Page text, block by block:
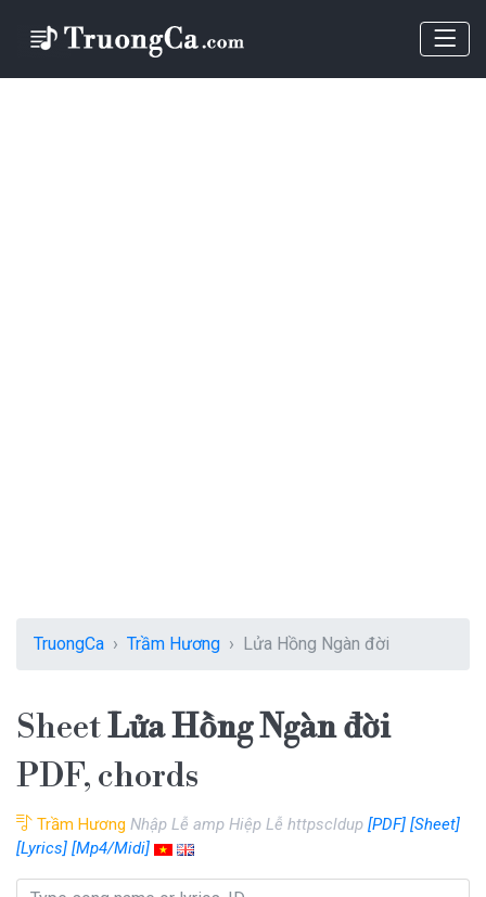
TruongCa Trầm Hương Lửa Hồng Ngàn đời
SheetLửa Hồng Ngàn đời
PDF, chords
Trầm Hương Nhập Lễ amp Hiệp Lễ httpscldup [PDF] [Sheet]
[Lyrics] [Mp4/Midi]